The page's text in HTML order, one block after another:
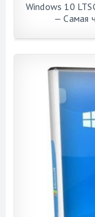
Windows 10
— Самая